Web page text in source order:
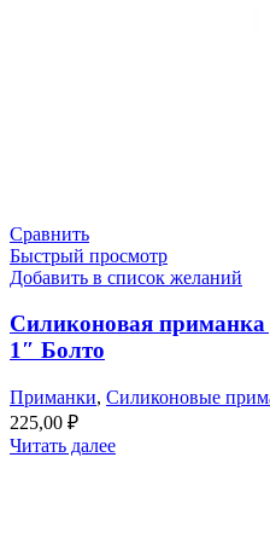
Сравнить
Быстрый просмотр
Добавить в список желаний
Силиконовая
1″ Болто
Приманки, Силиконовые
225,00 ₽
Читать далее